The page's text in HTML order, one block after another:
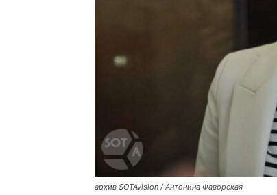
архив SOTAvision / Антонина Фаворская